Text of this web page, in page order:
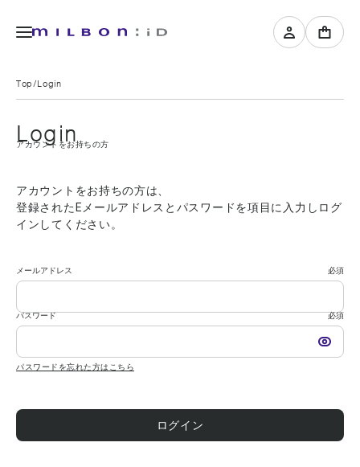
Top Login
Login
アカウントをお持ちの方
アカウントをお持ちの方は、
登録されたEメールアドレスとパスワードを項目に入力しログ
インしてください。
メールアドレス 必須
パスワード 必須
パスワードを忘れた方はこちら
ログイン